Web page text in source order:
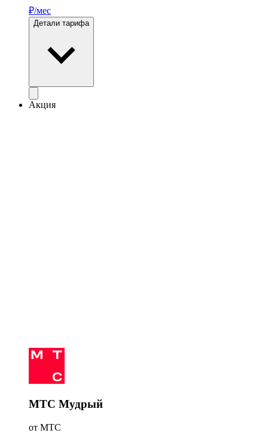
₽/мес
Детали тарифа
Акция
МТС Мудрый
от МТС